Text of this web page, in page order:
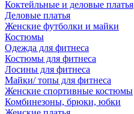
Коктейльные и деловые платья
Деловые платья
Женские футболки и майки
Костюмы
Одежда для фитнеса
Костюмы для фитнеса
Лосины для фитнеса
Майки/ топы для фитнеса
Женские спортивные костюмы
Комбинезоны, брюки, юбки